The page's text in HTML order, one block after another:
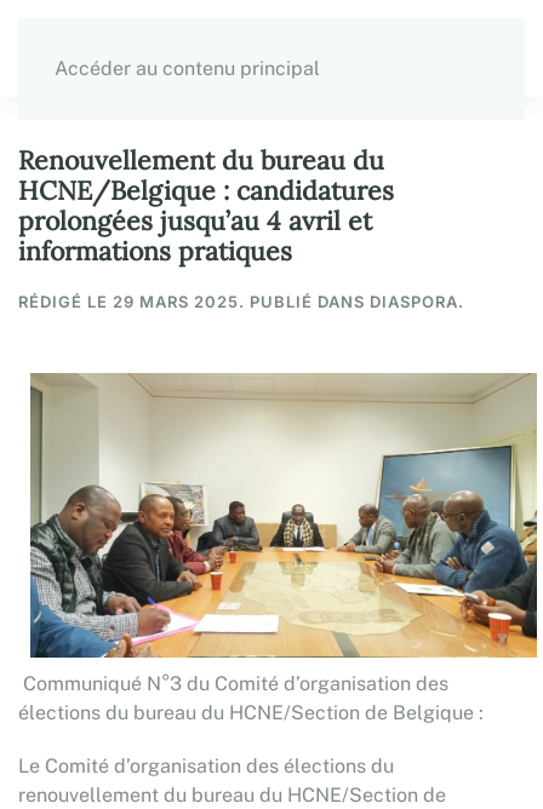
Accéder au contenu principal
Renouvellement du bureau du
HCNE/Belgique : candidatures
prolongées jusqu’au 4 avril et
informations pratiques
RÉDIGÉ LE 29 MARS 2025. PUBLIÉ DANS DIASPORA.
Communiqué N°3 du Comité d’organisation des
élections du bureau du HCNE/Section de Belgique :
Le Comité d’organisation des élections du
renouvellement du bureau du HCNE/Section de